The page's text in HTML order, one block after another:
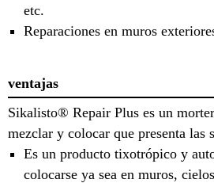
etc.
Reparaciones en muros
ventajas
Sikalisto® Repair Plus es un
mezclar y colocar que presenta las
Es un producto tixotrópico y
colocarse ya sea en muros,